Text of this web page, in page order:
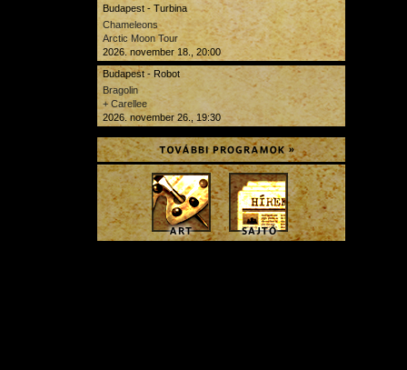
Budapest - Turbina
Chameleons
Arctic Moon Tour
2026. november 18., 20:00
Budapest - Robot
Bragolin
+ Carellee
2026. november 26., 19:30